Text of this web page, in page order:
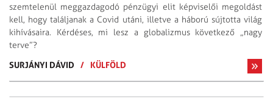
szemtelenül meggazdagodó pénzügyi elit képviselői megoldást
kell, hogy találjanak a Covid utáni, illetve a háború sújtotta világ
kihívásaira. Kérdéses, mi lesz a globalizmus következő „nagy
terve”?
SURJÁNYI DÁVID
/ KÜLFÖLD